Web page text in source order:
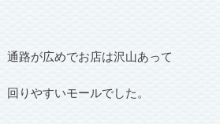
通路が広めでお店は沢山あって
回りやすいモールでした。